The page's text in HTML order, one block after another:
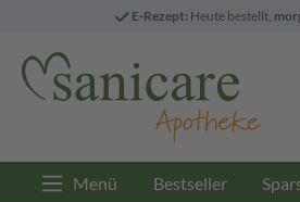
E-Rezept: Heute bestellt,
Menü Bestseller